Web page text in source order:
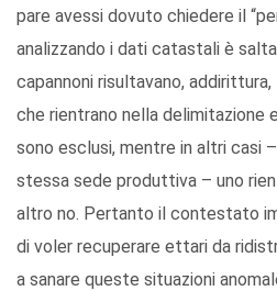
pare avessi dovuto chiedere il
analizzando i dati catastali è
capannoni risultavano,
che rientrano nella delimitazione
sono esclusi, mentre in altri casi
stessa sede produttiva – uno
altro no. Pertanto il contestato
di voler recuperare ettari da
a sanare queste situazioni